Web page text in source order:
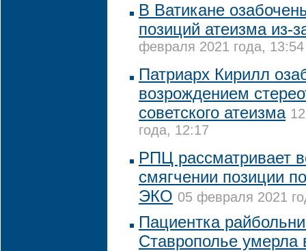
В Ватикане
позиций атеизма из-
февраля 2021 года, 13:54
Патриарх Кирилл
возрождением
советского атеизма
года, 12:17
РПЦ рассматривает
смягчении позиции
ЭКО 05 февраля 2021
Пациентка
Ставрополье умерла